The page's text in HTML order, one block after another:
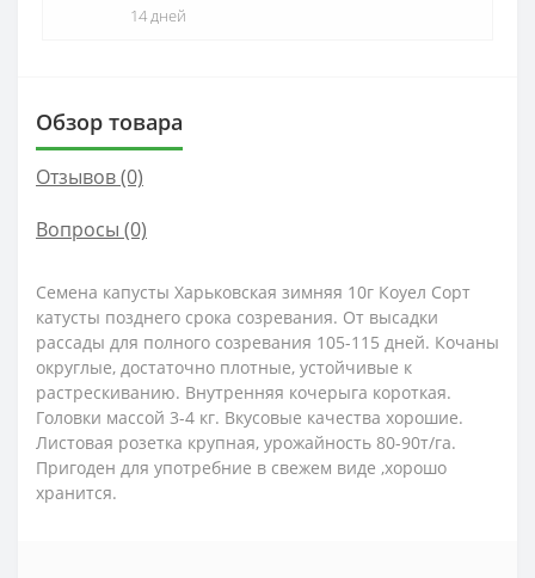
14 дней
Обзор товара
Отзывов (0)
Вопросы (0)
Семена капусты Харьковская зимняя 10г Коуел Сорт
катусты позднего срока созревания. От высадки
рассады для полного созревания 105-115 дней. Кочаны
округлые, достаточно плотные, устойчивые к
растрескиванию. Внутренняя кочерыга короткая.
Головки массой 3-4 кг. Вкусовые качества хорошие.
Листовая розетка крупная, урожайность 80-90т/га.
Пригоден для употребние в свежем виде ,хорошо
хранится.